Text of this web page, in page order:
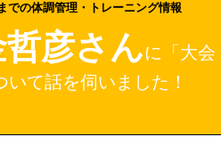
での体調管理・トレーニング情報
彦さんに「大会
いて話を伺いました！